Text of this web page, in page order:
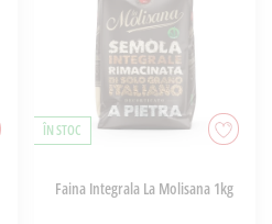
ÎN STOC
Faina Integrala La Molisana 1kg